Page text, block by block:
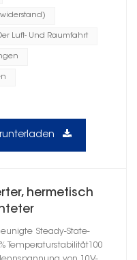
Luft- Und Raumfahrt
hermetisch
Steady-State-
Temperaturstabilität100